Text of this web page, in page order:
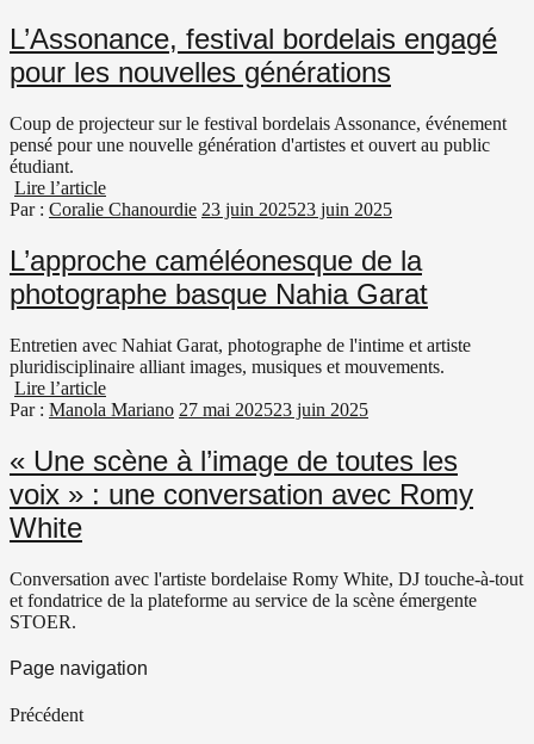
L’Assonance, festival bordelais engagé
pour les nouvelles générations
Coup de projecteur sur le festival bordelais Assonance, événement
pensé pour une nouvelle génération d'artistes et ouvert au public
étudiant.
Lire l’article
Par : Coralie Chanourdie 23 juin 202523 juin 2025
L’approche caméléonesque de la
photographe basque Nahia Garat
Entretien avec Nahiat Garat, photographe de l'intime et artiste
pluridisciplinaire alliant images, musiques et mouvements.
Lire l’article
Par : Manola Mariano 27 mai 202523 juin 2025
« Une scène à l’image de toutes les
voix » : une conversation avec Romy
White
Conversation avec l'artiste bordelaise Romy White, DJ touche-à-tout
et fondatrice de la plateforme au service de la scène émergente
STOER.
Page navigation
Précédent